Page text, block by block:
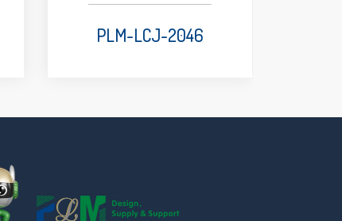
PLM-LCJ-2046